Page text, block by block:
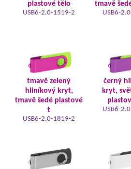
plastové tělo
USB6-2.0-1519-2
tmavě
USB6-
tmavě zelený
hliníkový kryt,
tmavě šedé plastové
t
USB6-2.0-1819-2
černý
kryt,
USB6-